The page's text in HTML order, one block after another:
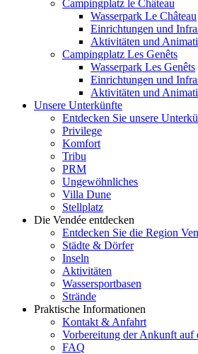
Campingplatz le Château
Wasserpark Le Château
Einrichtungen und
Aktivitäten und
Campingplatz Les Genêts
Wasserpark Les Genêts
Einrichtungen und
Aktivitäten und
Unsere Unterkünfte
Entdecken Sie unsere
Privilege
Komfort
Tribu
PRM
Ungewöhnliches
Villa Dune
Stellplatz
Die Vendée entdecken
Entdecken Sie die Region
Städte & Dörfer
Inseln
Aktivitäten
Wassersportbasen
Strände
Praktische Informationen
Kontakt & Anfahrt
Vorbereitung der Ankunft auf
FAQ